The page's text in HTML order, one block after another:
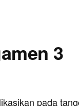
3
pada